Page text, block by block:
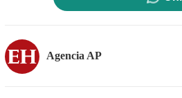
Agencia AP